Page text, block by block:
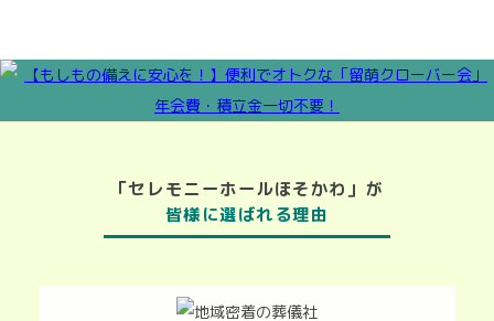
「セレモニーホールほそかわ」が
皆様に選ばれる理由